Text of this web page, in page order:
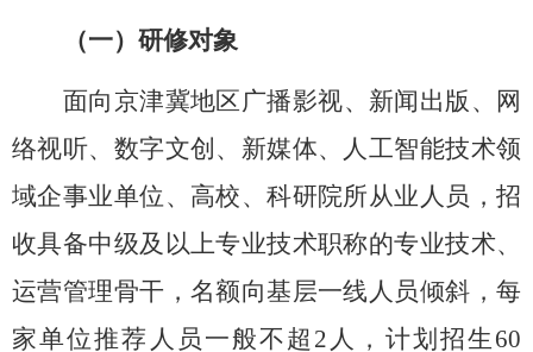
（一）研修对象
面向京津冀地区广播影视、新闻出版、网
络视听、数字文创、新媒体、人工智能技术领
域企事业单位、高校、科研院所从业人员 ，招
收具备中级及以上专业技术职称的专业技术、
运营管理骨干，名额向基层一线人员倾斜，每
家单位推荐人员一般不超 2人，计划招生60